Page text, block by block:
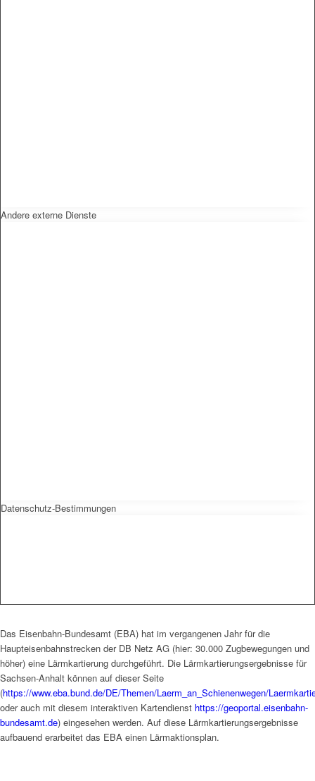
Andere externe Dienste
Datenschutz-Bestimmungen
Das Eisenbahn-Bundesamt (EBA) hat im vergangenen Jahr für die
Haupteisenbahnstrecken der DB Netz AG (hier: 30.000 Zugbewegungen und
höher) eine Lärmkartierung durchgeführt. Die Lärmkartierungsergebnisse für
Sachsen-Anhalt können auf dieser Seite
(https://www.eba.bund.de/DE/Themen/Laerm_an_Schienenwegen/
oder auch mit diesem interaktiven Kartendienst https://geoportal.eisenbahn-
bundesamt.de) eingesehen werden. Auf diese Lärmkartierungsergebnisse
aufbauend erarbeitet das EBA einen Lärmaktionsplan.